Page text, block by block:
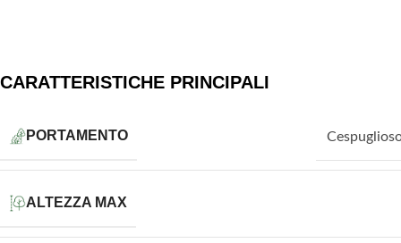
CARATTERISTICHE PRINCIPALI
PORTAMENTO
ALTEZZA MAX